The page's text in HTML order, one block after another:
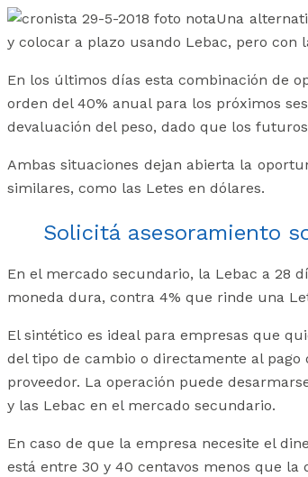
Una
y colocar a plazo usando Lebac, pero
En los últimos días esta combinación de
orden del 40% anual para los próximos
devaluación del peso, dado que los
Ambas situaciones dejan abierta la
similares, como las Letes en dólares.
Solicitá asesoramiento
En el mercado secundario, la Lebac a 28
moneda dura, contra 4% que rinde una
El sintético es ideal para empresas que
del tipo de cambio o directamente al
proveedor. La operación puede
y las Lebac en el mercado secundario.
En caso de que la empresa necesite el
está entre 30 y 40 centavos menos que la